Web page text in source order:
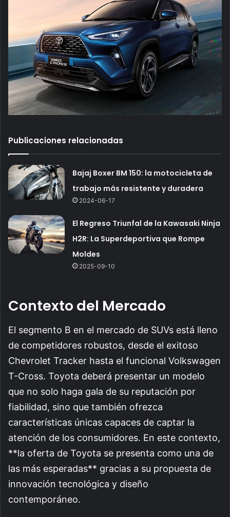
Publicaciones relacionadas
Bajaj Boxer BM 150: la motocicleta de
trabajo más resistente y duradera
2024-06-17
El Regreso Triunfal de la Kawasaki Ninja
H2R: La Superdeportiva que Rompe
Moldes
2025-09-10
Contexto del Mercado
El segmento B en el mercado de SUVs está lleno
de competidores robustos, desde el exitoso
Chevrolet Tracker hasta el funcional Volkswagen
T-Cross. Toyota deberá presentar un modelo
que no solo haga gala de su reputación por
fiabilidad, sino que también ofrezca
características únicas capaces de captar la
atención de los consumidores. En este contexto,
**la oferta de Toyota se presenta como una de
las más esperadas** gracias a su propuesta de
innovación tecnológica y diseño
contemporáneo.